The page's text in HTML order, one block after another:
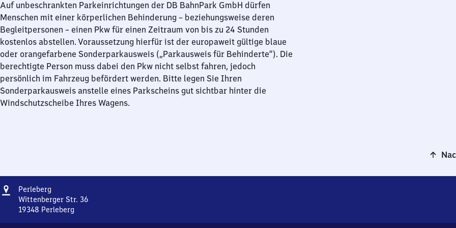
Auf unbeschrankten Parkeinrichtungen der DB BahnPark GmbH dürfen
Menschen mit einer körperlichen Behinderung – beziehungsweise deren
Begleitpersonen – einen Pkw für einen Zeitraum von bis zu 24 Stunden
kostenlos abstellen. Voraussetzung hierfür ist der europaweit gültige blaue
oder orangefarbene Sonderparkausweis („Parkausweis für Behinderte“). Die
berechtigte Person muss dabei den Pkw nicht selbst fahren, jedoch
persönlich im Fahrzeug befördert werden. Bitte legen Sie Ihren
Sonderparkausweis anstelle eines Parkscheins gut sichtbar hinter die
Windschutzscheibe Ihres Wagens.
Adresse
Perleberg
Wittenberger Str. 36
19348 Perleberg